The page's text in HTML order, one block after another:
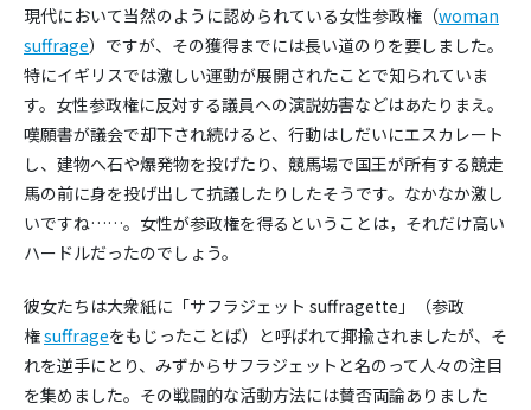
現代において当然のように認められている女性参政権（woman
suffrage）ですが、その獲得までには長い道のりを要しました。
特にイギリスでは激しい運動が展開されたことで知られていま
す。女性参政権に反対する議員への演説妨害などはあたりまえ。
嘆願書が議会で却下され続けると、行動はしだいにエスカレート
し、建物へ石や爆発物を投げたり、競馬場で国王が所有する競走
馬の前に身を投げ出して抗議したりしたそうです。なかなか激し
いですね……。女性が参政権を得るということは，それだけ高い
ハードルだったのでしょう。
彼女たちは大衆紙に「サフラジェット suffragette」（参政
権suffrageをもじったことば）と呼ばれて揶揄されましたが、そ
れを逆手にとり、みずからサフラジェットと名のって人々の注目
を集めました。その戦闘的な活動方法には賛否両論ありました